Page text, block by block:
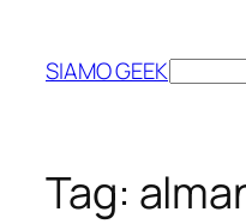
contenuto
SIAMO GEEKCerca
Tag: